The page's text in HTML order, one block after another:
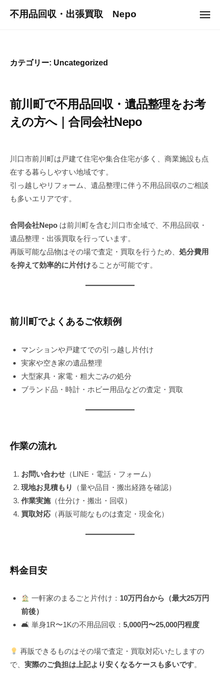
不用品回収・出張買取 Nepo
メ
カテゴリー: Uncategorized
前川町で不用品回収・遺品整理をお考
えの方へ｜合同会社Nepo
0
5
年
8
2
9
日
y
e
p
o
川口市前川町は戸建て住宅や集合住宅が多く、商業施設も点
在する暮らしやすい地域です。
引っ越しやリフォーム、遺品整理に伴う不用品回収のご相談
も多いエリアです。
合同会社Nepo は前川町を含む川口市全域で、不用品回収・
遺品整理・出張買取を行っています。
再販可能な品物はその場で査定・買取を行うため、 処分費用
を抑えて効率的に片付けることが可能です。
前川町でよくあるご依頼例
マンションや戸建てでの引っ越し片付け
実家や空き家の遺品整理
大型家具・家電・粗大ごみの処分
ブランド品・時計・ホビー用品などの査定・買取
作業の流れ
お問い合わせ（LINE・電話・フォーム）
現地お見積もり
（量や品目・搬出経路を確認）
作業実施（仕分け・搬出・回収）
買取対応（再販可能なものは査定・現金化）
料金目安
一軒家のまるごと片付け： 10万円台から（最大25万円
前後）
🛋 単身1R〜1Kの不用品回収： 5,000円〜25,000円程度
再販できるものはその場で査定・買取対応いたしますの
で、 実際のご負担は上記より安くなるケースも多いです。